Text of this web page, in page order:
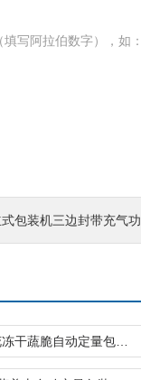
写阿拉伯数字），如
包装机三边封带充气